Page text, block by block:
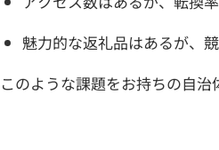
魅力的な返礼品はあるが、
このような課題をお持ちの自治